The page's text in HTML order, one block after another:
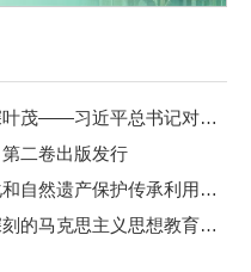
让中朝传统友谊之树更加根深叶茂——习近平总书记对朝鲜进行国事访问纪实
二卷出版发行
在习近平文化思想引领下文化和自然遗产保护传承利用工作开创新局面
伟大征程丨延安整风：一次深刻的马克思主义思想教育运动